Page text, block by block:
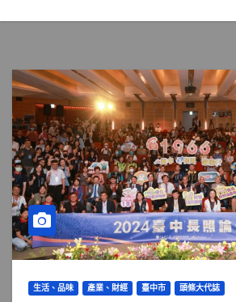
生活、品味 產業、財經 臺中市 頭條大代誌